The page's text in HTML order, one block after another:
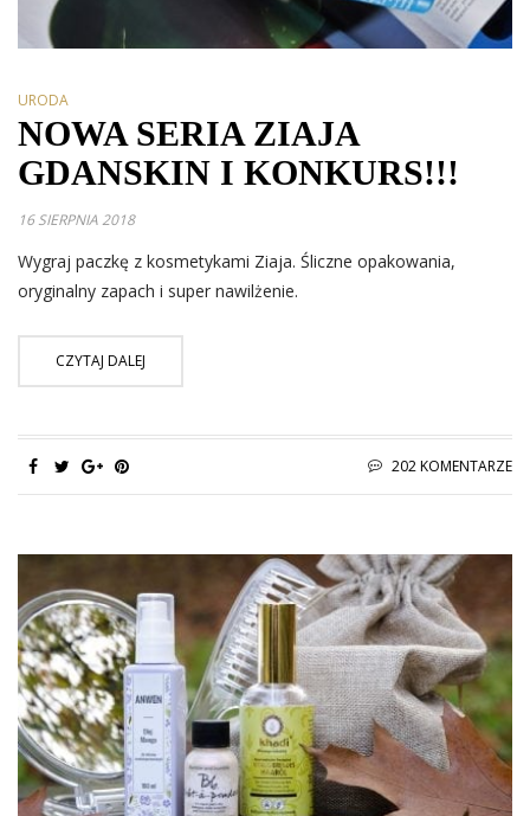
URODA
NOWA SERIA ZIAJA
GDANSKIN I KONKURS!!!
16 SIERPNIA 2018
Wygraj paczkę z kosmetykami Ziaja. Śliczne opakowania,
oryginalny zapach i super nawilżenie.
CZYTAJ DALEJ
202 KOMENTARZE